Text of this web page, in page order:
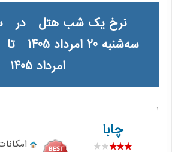
نرخ یک شب هتل در
امرداد 1405
1
چابا